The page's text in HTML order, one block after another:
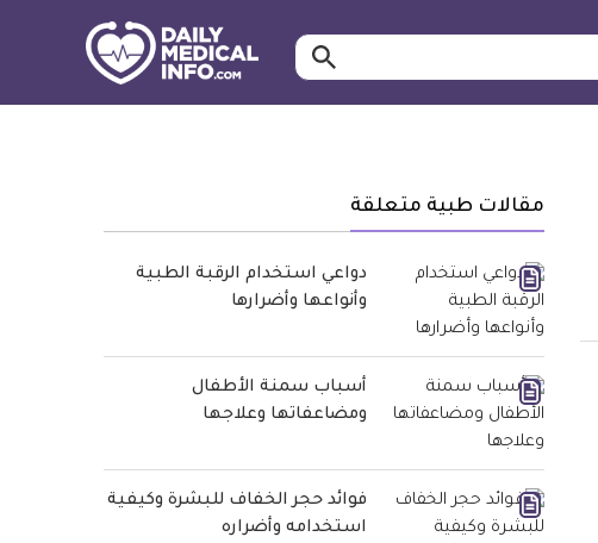
ابحث…
مقالات طبية متعلقة
دواعي استخدام الرقبة الطبية
وأنواعها وأضرارها
أسباب سمنة الأطفال
ومضاعفاتها وعلاجها
فوائد حجر الخفاف للبشرة وكيفية
استخدامه وأضراره